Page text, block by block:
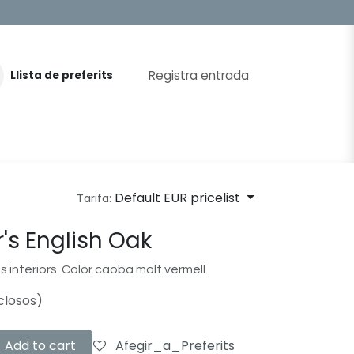
Llista de preferits Registra entrada
Tarifa: Default EUR pricelist
English Oak
interiors. Color caoba molt vermell
Add to cart Afegir_a_Preferits